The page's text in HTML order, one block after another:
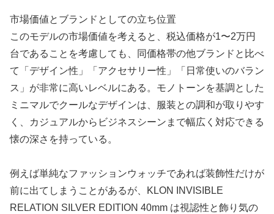
市場価値とブランドとしての立ち位置
このモデルの市場価値を考えると、税込価格が1〜2万円
台であることを考慮しても、同価格帯の他ブランドと比べ
て「デザイン性」「アクセサリー性」「日常使いのバラン
ス」が非常に高いレベルにある。モノトーンを基調とした
ミニマルでクールなデザインは、服装との調和が取りやす
く、カジュアルからビジネスシーンまで幅広く対応できる
懐の深さを持っている。
例えば単純なファッションウォッチであれば装飾性だけが
前に出てしまうことがあるが、KLON INVISIBLE
RELATION SILVER EDITION 40mm は視認性と飾り気の